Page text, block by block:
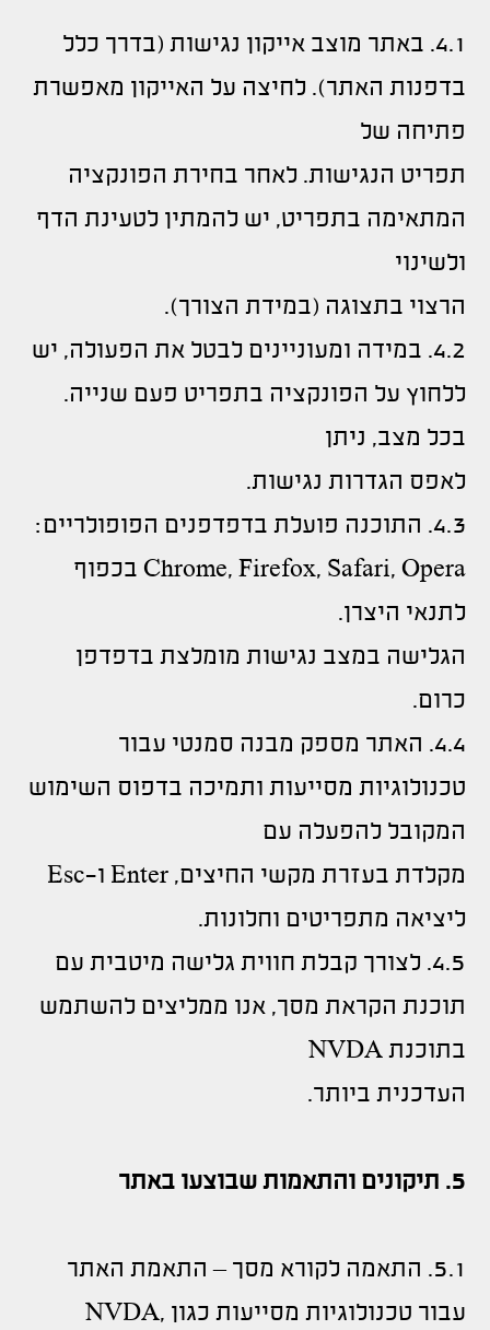
4.1. באתר מוצב אייקון נגישות (בדרך כלל
בדפנות האתר). לחיצה על האייקון מאפשרת
פתיחה של
תפריט הנגישות. לאחר בחירת הפונקציה
המתאימה בתפריט, יש להמתין לטעינת הדף
ולשינוי
הרצוי בתצוגה (במידת הצורך).
4.2. במידה ומעוניינים לבטל את הפעולה, יש
ללחוץ על הפונקציה בתפריט פעם שנייה.
בכל מצב, ניתן
לאפס הגדרות נגישות.
4.3. התוכנה פועלת בדפדפנים הפופולריים:
Chrome, Firefox, Safari, Opera בכפוף
לתנאי היצרן.
הגלישה במצב נגישות מומלצת בדפדפן
כרום.
4.4. האתר מספק מבנה סמנטי עבור
טכנולוגיות מסייעות ותמיכה בדפוס השימוש
המקובל להפעלה עם
מקלדת בעזרת מקשי החיצים, Enter ו-Esc
ליציאה מתפריטים וחלונות.
4.5. לצורך קבלת חווית גלישה מיטבית עם
תוכנת הקראת מסך, אנו ממליצים להשתמש
בתוכנת NVDA
העדכנית ביותר.
5. תיקונים והתאמות שבוצעו באתר
5.1. התאמה לקורא מסך – התאמת האתר
עבור טכנולוגיות מסייעות כגון NVDA,